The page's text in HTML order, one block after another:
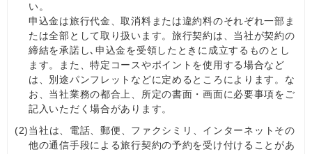
い。
申込金は旅行代金、取消料または違約料のそれぞれ一部ま
たは全部として取り扱います。旅行契約は、当社が契約の
締結を承諾し､申込金を受領したときに成立するものとし
ます。また、特定コースやポイントを使用する場合など
は、別途パンフレットなどに定めるところによります。な
お、当社業務の都合上、所定の書面・画面に必要事項をご
記入いただく場合があります。
(2)当社は、電話、郵便、ファクシミリ、インターネットその
他の通信手段による旅行契約の予約を受け付けることがあ